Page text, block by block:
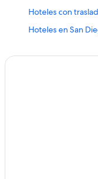
Hoteles con
Hoteles en San